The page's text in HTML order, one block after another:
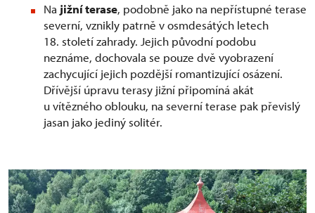
Na jižní terase, podobně jako na nepřístupné terase
severní, vznikly patrně v osmdesátých letech
18. století zahrady. Jejich původní podobu
neznáme, dochovala se pouze dvě vyobrazení
zachycující jejich pozdější romantizující osázení.
Dřívější úpravu terasy jižní připomíná akát
u vítězného oblouku, na severní terase pak převislý
jasan jako jediný solitér.